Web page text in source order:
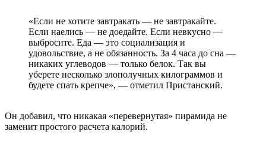
«Если не хотите завтракать — не завтракайте.
Если наелись — не доедайте. Если невкусно —
выбросите. Еда — это социализация и
удовольствие, а не обязанность. За 4 часа до сна —
никаких углеводов — только белок. Так вы
уберете несколько злополучных килограммов и
будете спать крепче», — отметил Пристанский.
Он добавил, что никакая «перевернутая» пирамида не
заменит простого расчета калорий.